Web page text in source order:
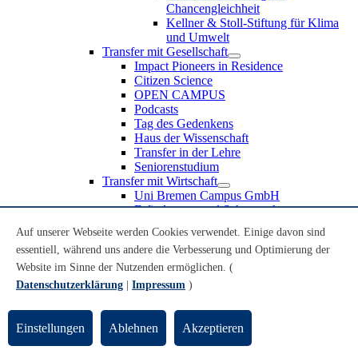
Chancengleichheit
Kellner & Stoll-Stiftung für Klima
und Umwelt
Transfer mit Gesellschaft
Impact Pioneers in Residence
Citizen Science
OPEN CAMPUS
Podcasts
Tag des Gedenkens
Haus der Wissenschaft
Transfer in der Lehre
Seniorenstudium
Transfer mit Wirtschaft
Uni Bremen Campus GmbH
Erfindungen und Schutzrechte
Recruiting an der Universität Bremen
Weiterbildung an der Universität Bremen
Transfer mit Schule
Schülerinnen und Schüler
Schulklassen
Lehrkräfte
Gründungsunterstützung
Auf unserer Webseite werden Cookies verwendet. Einige davon sind
essentiell, während uns andere die Verbesserung und Optimierung der
Website im Sinne der Nutzenden ermöglichen. (
Datenschutzerklärung
Impressum )
Einstellungen Ablehnen Akzeptieren